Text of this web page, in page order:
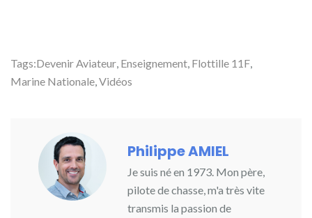
Tags:Devenir Aviateur, Enseignement, Flottille 11F,
Marine Nationale,Vidéos
Philippe AMIEL
Je suis né en 1973. Mon père,
pilote de chasse, m'a très vite
transmis la passion de